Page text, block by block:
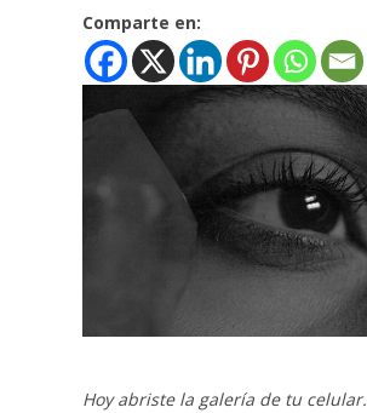
Comparte en:
Hoy abriste la galería de tu celular.